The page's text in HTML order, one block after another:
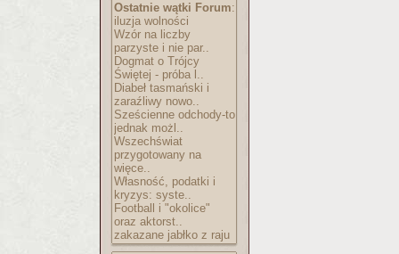
Ostatnie wątki Forum:
iluzja wolności
Wzór na liczby
parzyste i nie par..
Dogmat o Trójcy
Świętej - próba l..
Diabeł tasmański i
zaraźliwy nowo..
Sześcienne odchody-to
jednak możl..
Wszechświat
przygotowany na
więce..
Własność, podatki i
kryzys: syste..
Football i "okolice"
oraz aktorst..
zakazane jabłko z raju